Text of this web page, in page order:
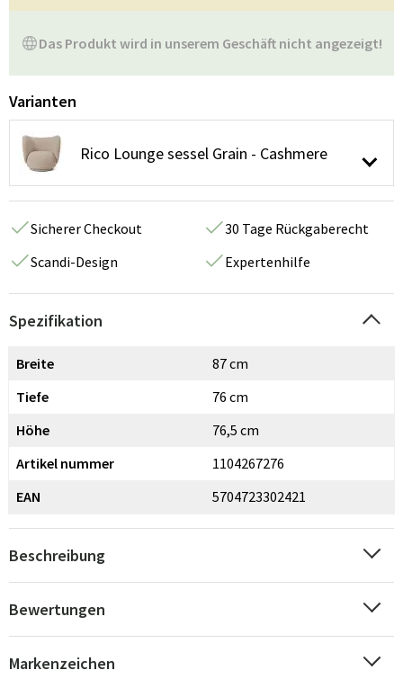
Das Produkt wird in unserem Geschäft nicht angezeigt!
Varianten
Rico Lounge sessel Grain - Cashmere
Sicherer Checkout
30 Tage Rückgaberecht
Scandi-Design
Expertenhilfe
Spezifikation
Breite
87 cm
Tiefe
76 cm
Höhe
76,5 cm
Artikel nummer
1104267276
EAN
5704723302421
Beschreibung
Bewertungen
Markenzeichen